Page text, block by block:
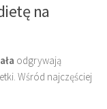
na
odgrywają
Wśród najczęściej